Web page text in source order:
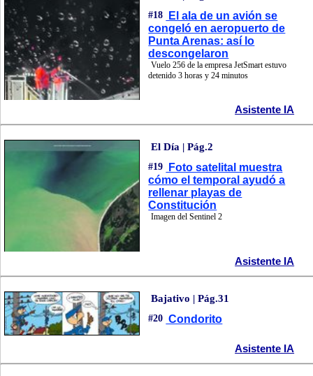
#18
El ala de un avión se
congeló en aeropuerto de
Punta Arenas: así lo
descongelaron
Vuelo 256 de la empresa JetSmart estuvo
detenido 3 horas y 24 minutos
Asistente IA
El Día | Pág.2
#19
Foto satelital muestra
cómo el temporal ayudó a
rellenar playas de
Constitución
Imagen del Sentinel 2
Asistente IA
Bajativo | Pág.31
#20 Condorito
Asistente IA